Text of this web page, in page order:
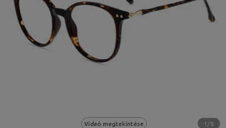
Videó megtekintése 1/8